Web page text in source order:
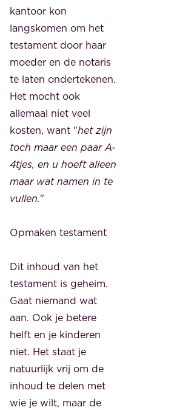
kantoor kon
langskomen om het
testament door haar
moeder en de notaris
te laten ondertekenen.
Het mocht ook
allemaal niet veel
kosten, want "het zijn
toch maar een paar A-
4tjes, en u hoeft alleen
maar wat namen in te
vullen."
Opmaken testament
Dit inhoud van het
testament is geheim.
Gaat niemand wat
aan. Ook je betere
helft en je kinderen
niet. Het staat je
natuurlijk vrij om de
inhoud te delen met
wie je wilt, maar de